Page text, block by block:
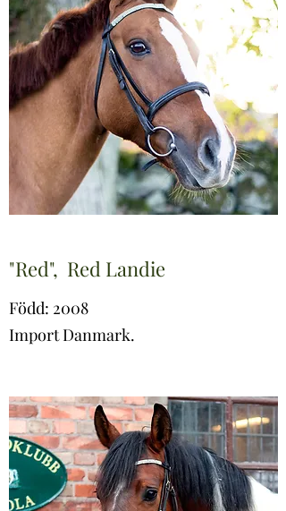
"Red", Red Landie
Född: 2008
Import Danmark.